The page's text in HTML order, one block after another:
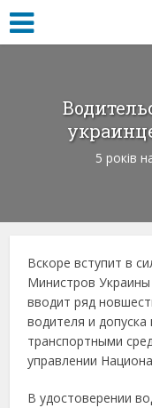
5 років
Вскоре вступит в
Министров
вводит ряд
водителя и
транспортными
управлении
В удостоверении